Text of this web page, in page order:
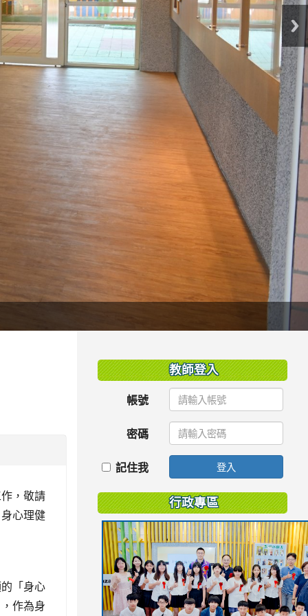
，敬請
心理健
「身心
作為身
教師登入
帳號
密碼
記住我 登入
行政專區